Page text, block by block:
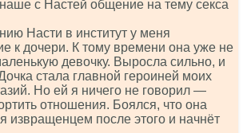
с Настей общение на тему секса
Насти в институт у меня
к дочери. К тому времени она уже не
девочку. Выросла сильно, и
стала главной героиней моих
Но ей я ничего не говорил —
отношения. Боялся, что она
извращенцем после этого и начнёт